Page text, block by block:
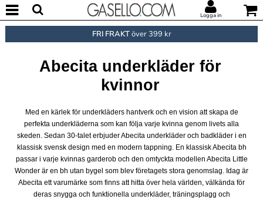
Logga in
FRI FRAKTöver 399 kr
Abecita underkläder för
kvinnor
Med en kärlek för underkläders hantverk och en vision att skapa de
perfekta underkläderna som kan följa varje kvinna genom livets alla
skeden. Sedan 30-talet erbjuder Abecita underkläder och badkläder i en
klassisk svensk design med en modern tappning. En klassisk Abecita bh
passar i varje kvinnas garderob och den omtyckta modellen Abecita Little
Wonder är en bh utan bygel som blev företagets stora genomslag. Idag är
Abecita ett varumärke som finns att hitta över hela världen, välkända för
deras snygga och funktionella underkläder, träningsplagg och